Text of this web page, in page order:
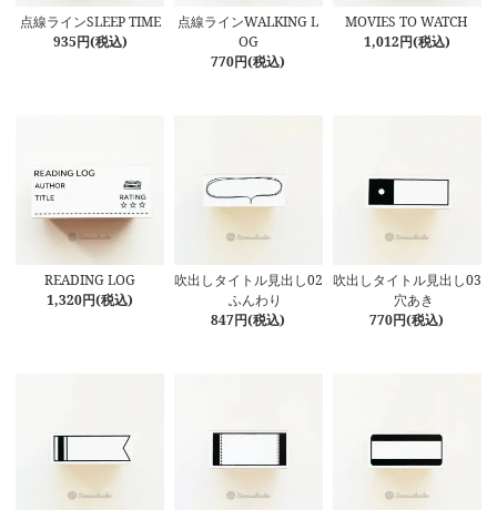
点線ラインSLEEP TIME
935円(税込)
点線ラインWALKING L
OG
770円(税込)
MOVIES TO WATCH
1,012円(税込)
READING LOG
1,320円(税込)
吹出しタイトル見出し02
ふんわり
847円(税込)
吹出しタイトル見出し03
穴あき
770円(税込)